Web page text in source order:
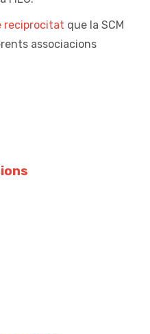
reciprocitat que la SCM
associacions